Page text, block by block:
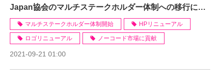
Japan協会のマルチステークホルダー体制への移行につ
いて
マルチステークホルダー体制開始 HPリニューアル
ロゴリニューアル ノーコード市場に貢献
2021-09-21 01:00